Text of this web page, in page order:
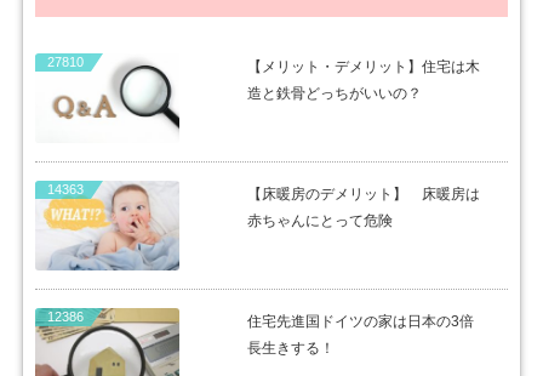
27810
【メリット・デメリット】住宅は木
造と鉄骨どっちがいいの？
14363
【床暖房のデメリット】 床暖房は
赤ちゃんにとって危険
12386
住宅先進国ドイツの家は日本の3倍
長生きする！